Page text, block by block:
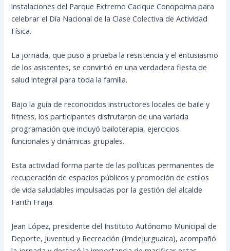
instalaciones del Parque Extremo Cacique Conopoima para
celebrar el Día Nacional de la Clase Colectiva de Actividad
Física.
La jornada, que puso a prueba la resistencia y el entusiasmo
de los asistentes, se convirtió en una verdadera fiesta de
salud integral para toda la familia.
Bajo la guía de reconocidos instructores locales de baile y
fitness, los participantes disfrutaron de una variada
programación que incluyó bailoterapia, ejercicios
funcionales y dinámicas grupales.
Esta actividad forma parte de las políticas permanentes de
recuperación de espacios públicos y promoción de estilos
de vida saludables impulsadas por la gestión del alcalde
Farith Fraija.
Jean López, presidente del Instituto Autónomo Municipal de
Deporte, Juventud y Recreación (Imdejurguaica), acompañó